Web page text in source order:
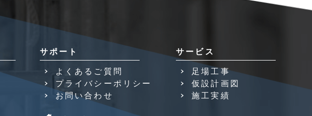
サポート
よくあるご質問
プライバシーポリシー
お問い合わせ
サービス
足場工事
仮設計画図
施工実績